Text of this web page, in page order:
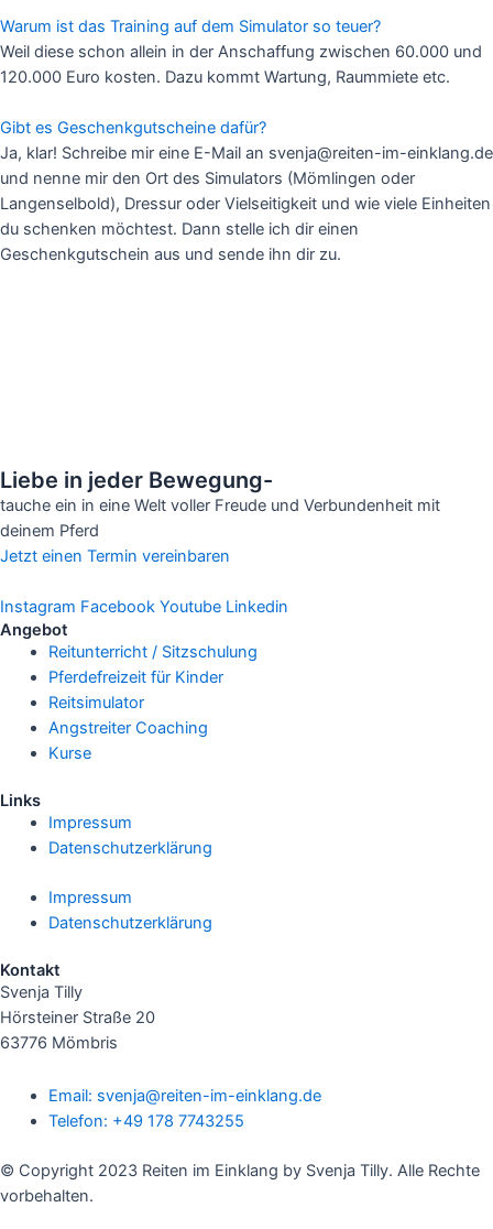
Warum ist das Training auf dem Simulator so teuer?
Weil diese schon allein in der Anschaffung zwischen 60.000 und
120.000 Euro kosten. Dazu kommt Wartung, Raummiete etc.
Gibt es Geschenkgutscheine dafür?
Ja, klar! Schreibe mir eine E-Mail an svenja@reiten-im-einklang.de
und nenne mir den Ort des Simulators (Mömlingen oder
Langenselbold), Dressur oder Vielseitigkeit und wie viele Einheiten
du schenken möchtest. Dann stelle ich dir einen
Geschenkgutschein aus und sende ihn dir zu.
Liebe in jeder Bewegung-
tauche ein in eine Welt voller Freude und Verbundenheit mit
deinem Pferd
Jetzt einen Termin vereinbaren
Instagram Facebook Youtube Linkedin
Angebot
Reitunterricht / Sitzschulung
Pferdefreizeit für Kinder
Reitsimulator
Angstreiter Coaching
Kurse
Links
Impressum
Datenschutzerklärung
Impressum
Datenschutzerklärung
Kontakt
Svenja Tilly
Hörsteiner Straße 20
63776 Mömbris
Email: svenja@reiten-im-einklang.de
Telefon: +49 178 7743255
© Copyright 2023 Reiten im Einklang by Svenja Tilly. Alle Rechte
vorbehalten.